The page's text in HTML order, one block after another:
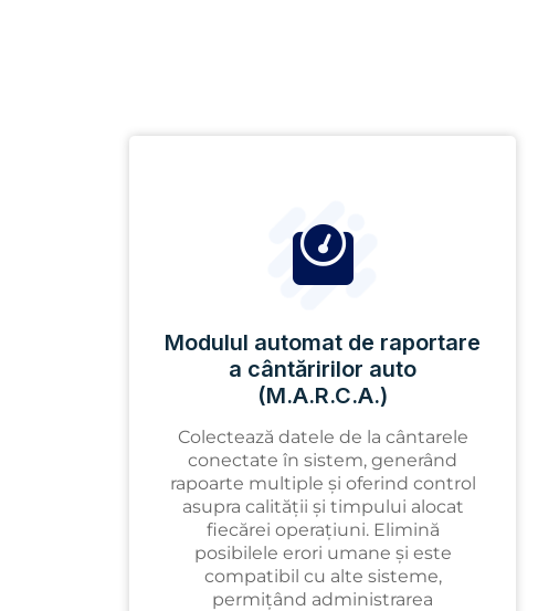
Modulul automat de raportare
a cântăririlor auto
(M.A.R.C.A.)
Colectează datele de la cântarele
conectate în sistem, generând
rapoarte multiple și oferind control
asupra calității și timpului alocat
fiecărei operațiuni. Elimină
posibilele erori umane și este
compatibil cu alte sisteme,
permițând administrarea